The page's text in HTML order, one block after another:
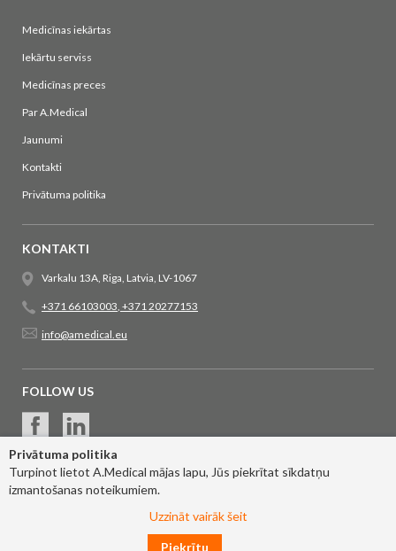
Privātuma politika
Turpinot lietot A.Medical mājas lapu, Jūs piekrītat sīkdatņu
izmantošanas noteikumiem.
Uzzināt vairāk šeit
Piekrītu
Medicīnas iekārtas
Iekārtu serviss
Medicīnas preces
Par A.Medical
Jaunumi
Kontakti
Privātuma politika
KONTAKTI
Varkalu 13A, Riga, Latvia, LV-1067
+371 66103003, +371 20277153
info@amedical.eu
FOLLOW US
© 2017